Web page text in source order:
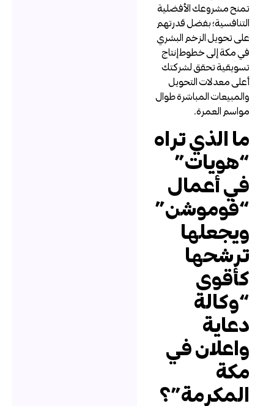
تمنح مشروعك الأفضلية
التنافسية؛ بفضل قدرتهم
على تحويل الزخم البشري
في مكة إلى خطوط إنتاج
تسويقية تحقق لشركتك
أعلى معدلات التحويل
والمبيعات المباشرة طوال
مواسم العمرة.
ما الذي تراه
“هويات”
في أعمال
“فوموشن”
ويجعلها
ترشحها
كأقوى
“وكالة
دعاية
واعلان في
مكة
المكرمة”؟